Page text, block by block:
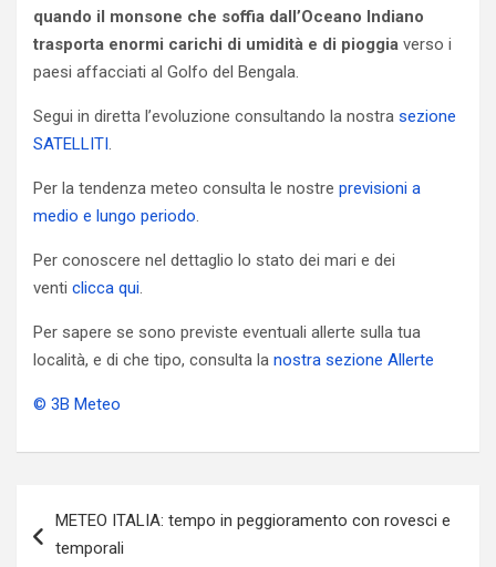
quando il monsone che soffia dall’Oceano Indiano
trasporta enormi carichi di umidità e di pioggia verso i
paesi affacciati al Golfo del Bengala.
Segui in diretta l’evoluzione consultando la nostra sezione
SATELLITI.
Per la tendenza meteo consulta le nostre previsioni a
medio e lungo periodo.
Per conoscere nel dettaglio lo stato dei mari e dei
venti clicca qui.
Per sapere se sono previste eventuali allerte sulla tua
località, e di che tipo, consulta la nostra sezione Allerte
© 3B Meteo
articoli
METEO ITALIA: tempo in peggioramento con rovesci e
temporali